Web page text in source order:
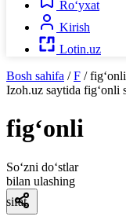
Ro‘yxat
Kirish
Lotin.uz
Bosh sahifa / F / fig‘onli
Izoh.uz saytida fig‘onli
fig‘onli
So‘zni do‘stlar
bilan ulashing
sifat